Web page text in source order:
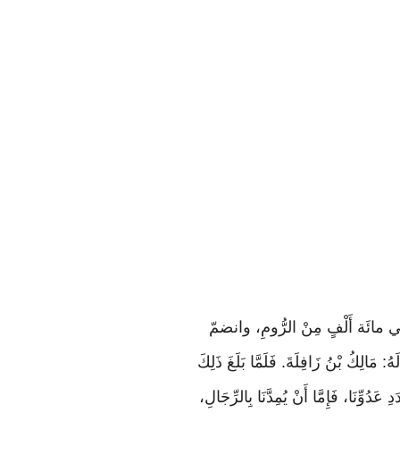
مائَة أَلْفٍ مِنْ الرُّومِ، وانضمّ
مَالِكُ بْنُ زَافِلَةَ. فَلَمَّا بَلَغَ ذَلِكَ
فَإِمَّا أَنْ يُمِدَّنَا بِالرِّجَالِ،